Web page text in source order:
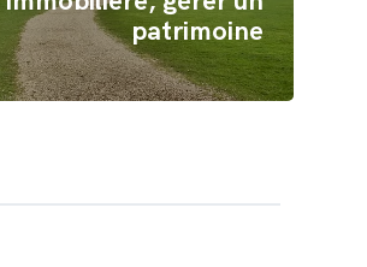
patrimoine